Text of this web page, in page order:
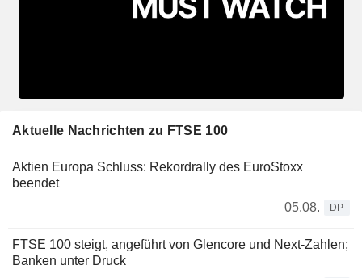
Aktuelle Nachrichten zu FTSE 100
Aktien Europa Schluss: Rekordrally des EuroStoxx
beendet
05.08.
DP
FTSE 100 steigt, angeführt von Glencore und Next-Zahlen;
Banken unter Druck